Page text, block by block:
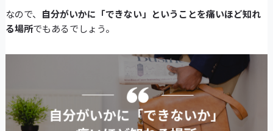
なので、 自分がいかに「できない」ということを痛いほど知れ
る場所でもあるでしょう。